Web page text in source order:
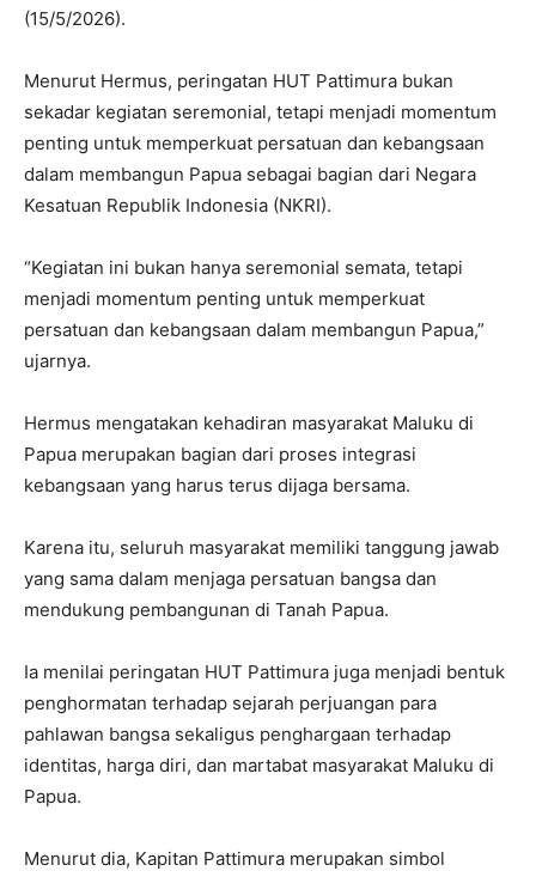
(15/5/2026).
Menurut Hermus, peringatan HUT Pattimura bukan
sekadar kegiatan seremonial, tetapi menjadi momentum
penting untuk memperkuat persatuan dan kebangsaan
dalam membangun Papua sebagai bagian dari Negara
Kesatuan Republik Indonesia (NKRI).
“Kegiatan ini bukan hanya seremonial semata, tetapi
menjadi momentum penting untuk memperkuat
persatuan dan kebangsaan dalam membangun Papua,”
ujarnya.
Hermus mengatakan kehadiran masyarakat Maluku di
Papua merupakan bagian dari proses integrasi
kebangsaan yang harus terus dijaga bersama.
Karena itu, seluruh masyarakat memiliki tanggung jawab
yang sama dalam menjaga persatuan bangsa dan
mendukung pembangunan di Tanah Papua.
Ia menilai peringatan HUT Pattimura juga menjadi bentuk
penghormatan terhadap sejarah perjuangan para
pahlawan bangsa sekaligus penghargaan terhadap
identitas, harga diri, dan martabat masyarakat Maluku di
Papua.
Menurut dia, Kapitan Pattimura merupakan simbol